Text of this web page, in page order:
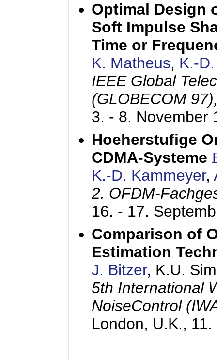
Optimal Design
Soft Impulse
Time or
K. Matheus, K.-
IEEE Global
(GLOBECOM
3. - 8. November
Hoeherstufige
CDMA-Systeme
K.-D. Kammeyer,
2. OFDM-
16. - 17.
Comparison of
Estimation
J. Bitzer, K.U.
5th International
NoiseControl
London, U.K.,